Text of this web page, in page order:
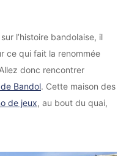
l’histoire bandolaise, il
ce qui fait la renommée
donc rencontrer
Bandol. Cette maison des
de jeux, au bout du quai,